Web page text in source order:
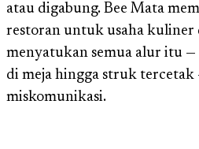
atau digabung. Bee Mata
restoran untuk usaha kuliner
menyatukan semua alur itu
di meja hingga struk tercetak
miskomunikasi.